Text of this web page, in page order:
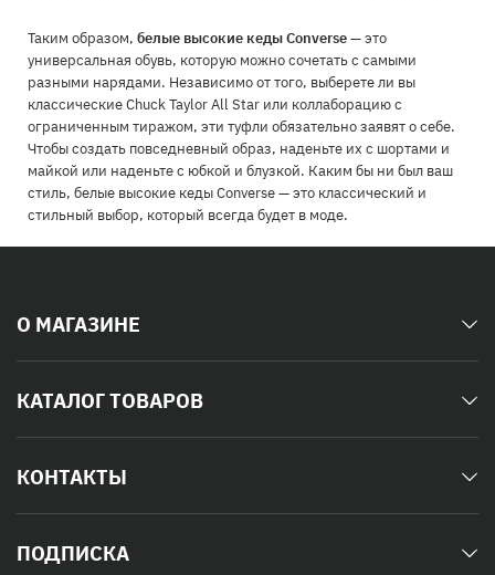
Таким образом, белые высокие кеды Converse— это
универсальная обувь, которую можно сочетать с самыми
разными нарядами. Независимо от того, выберете ли вы
классические Chuck Taylor All Star или коллаборацию с
ограниченным тиражом, эти туфли обязательно заявят о себе.
Чтобы создать повседневный образ, наденьте их с шортами и
майкой или наденьте с юбкой и блузкой. Каким бы ни был ваш
стиль, белые высокие кеды Converse — это классический и
стильный выбор, который всегда будет в моде.
О МАГАЗИНЕ
КАТАЛОГ ТОВАРОВ
КОНТАКТЫ
ПОДПИСКА